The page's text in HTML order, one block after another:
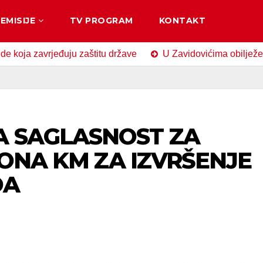
EMISIJE TV PROGRAM KONTAKT
zaštitu države U Zavidovićima obilježen Dan
ZA
KM ZA IZVRŠENJE